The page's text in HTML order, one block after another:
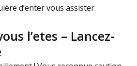
d’enter vous assister.
l’etes – Lancez-